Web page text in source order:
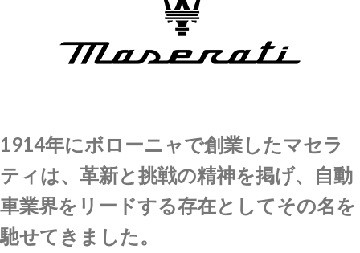
1914年にボローニャで創業したマセラ
ティは、革新と挑戦の精神を掲げ、自動
車業界をリードする存在としてその名を
馳せてきました。